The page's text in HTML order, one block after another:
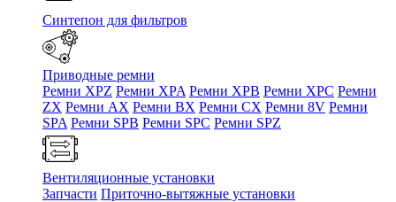
Синтепон для фильтров
Приводные ремни
Ремни XPZ Ремни XPA Ремни XPB Ремни XPC Ремни
ZX Ремни AX Ремни BX Ремни CX Ремни 8V Ремни
SPA Ремни SPB Ремни SPC Ремни SPZ
Вентиляционные установки
Запчасти Приточно-вытяжные установки